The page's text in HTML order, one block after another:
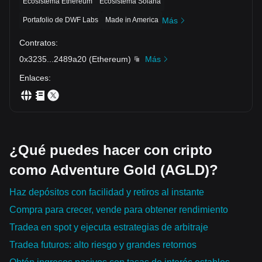
Portafolio de DWF Labs Made in America Más
Contratos:
0x3235
2489a20 (Ethereum)
Más
Enlaces:
¿Qué puedes hacer con cripto
como Adventure Gold (AGLD)?
Haz depósitos con facilidad y retiros al instante
Compra para crecer, vende para obtener rendimiento
Tradea en spot y ejecuta estrategias de arbitraje
Tradea futuros: alto riesgo y grandes retornos